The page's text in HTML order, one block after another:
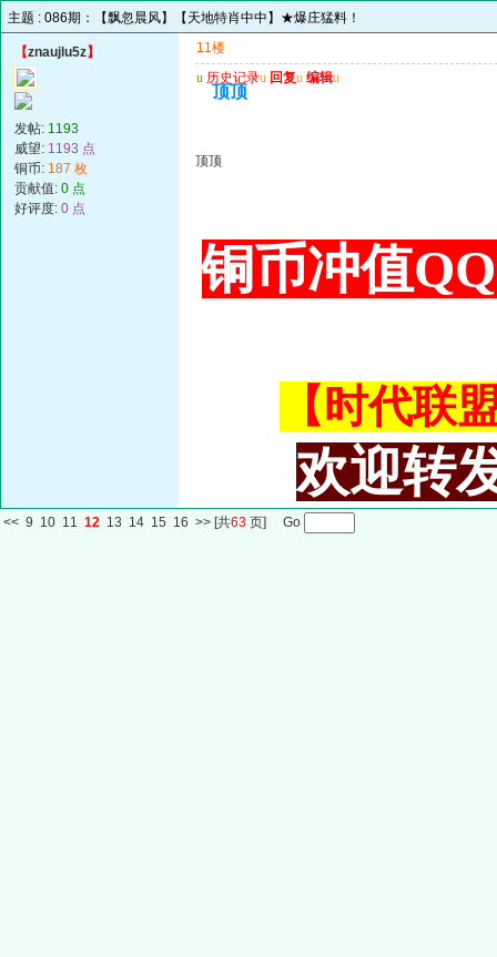
主题 : 086期：【飘忽晨风】【天地特肖中中】★爆庄猛料！
【znaujlu5z】
发帖: 1193
威望: 1193 点
铜币: 187 枚
贡献值: 0 点
好评度: 0 点
11楼
u 历史记录u 回复u 编辑u
顶顶
顶顶
铜币冲值
【时代联
欢迎转
<< 9 10 11 12 13 14 15 16 >> [共63 页] Go